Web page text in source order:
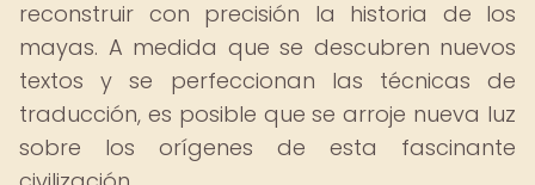
reconstruir con precisión la historia de los
mayas. A medida que se descubren nuevos
textos y se perfeccionan las técnicas de
traducción, es posible que se arroje nueva luz
sobre los orígenes de esta fascinante